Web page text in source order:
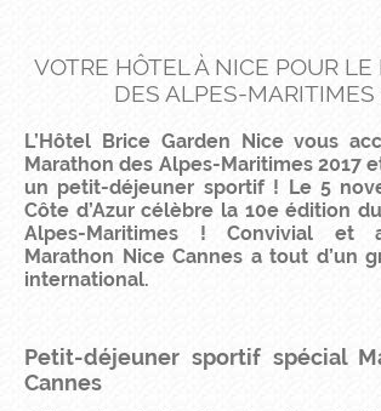
VOTRE HÔTEL À NICE POUR
DES ALPES-MARITIMES
L’Hôtel Brice Garden Nice vous
Marathon des Alpes-Maritimes 2017
un petit-déjeuner sportif ! Le 5
Côte d’Azur célèbre la 10e édition
Alpes-Maritimes ! Convivial et
Marathon Nice Cannes a tout d’un
international.
Petit-déjeuner sportif spécial
Cannes